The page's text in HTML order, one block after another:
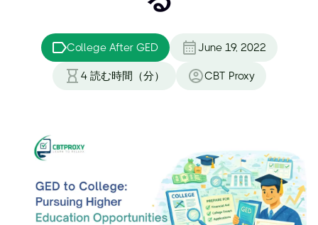
College After GED June 19, 2022
4 読む時間（分） CBT Proxy